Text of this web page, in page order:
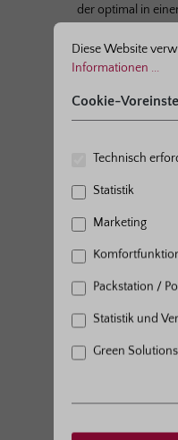
der optimal in
Dazu passt
Produktgalerie
Vorheriges
Cookie-
Mehr Informationen ...
Diese Website
Informationen ...
Cookie-
Technisch
Statistik
Marketing
Packstation /
Statistik und
Green